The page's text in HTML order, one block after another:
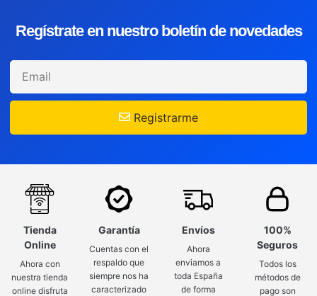
Regístrate en nuestro boletín de novedades
Registrarme
Tienda
Online
Ahora con
nuestra tienda
online disfruta
Garantía
Cuentas con el
respaldo que
siempre nos ha
caracterizado
Envíos
Ahora
enviamos a
toda España
de forma
100%
Seguros
Todos los
métodos de
pago son